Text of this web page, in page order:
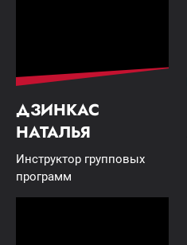
ДЗИНКАС
НАТАЛЬЯ
Инструктор групповых
программ